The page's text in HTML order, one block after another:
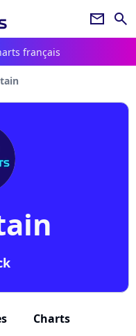
newsletter search
français
Charts